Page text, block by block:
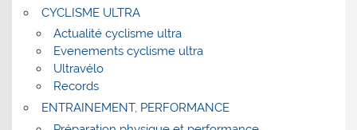
CYCLISME ULTRA
Actualité cyclisme ultra
Evenements cyclisme ultra
Ultravélo
Records
ENTRAINEMENT, PERFORMANCE